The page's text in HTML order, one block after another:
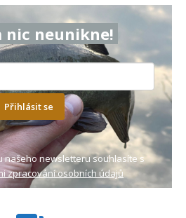
nic neunikne!
Přihlásit se
našeho newsletteru souhlasíte s
zpracování osobních údajů